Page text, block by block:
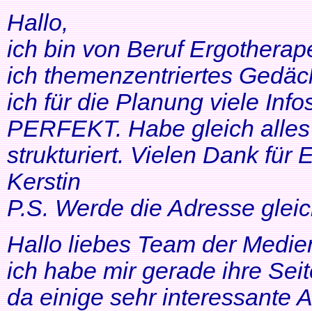
Hallo,
ich bin von Beruf
ich themenzentriertes
ich für die Planung viele
PERFEKT. Habe gleich
strukturiert. Vielen Dank für
Kerstin
P.S. Werde die Adresse
Hallo liebes Team der
ich habe mir gerade ihre
da einige sehr interessante